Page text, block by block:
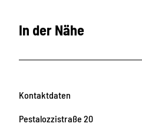
In der Nähe
Kontaktdaten
Pestalozzistraße 20